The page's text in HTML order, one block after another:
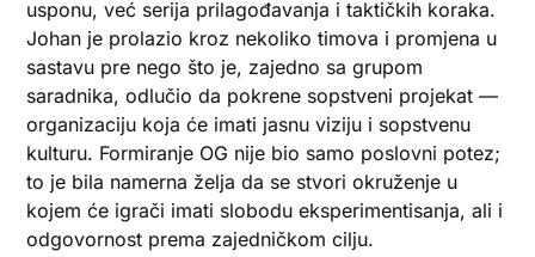
usponu, već serija prilagođavanja i taktičkih koraka.
Johan je prolazio kroz nekoliko timova i promjena u
sastavu pre nego što je, zajedno sa grupom
saradnika, odlučio da pokrene sopstveni projekat —
organizaciju koja će imati jasnu viziju i sopstvenu
kulturu. Formiranje OG nije bio samo poslovni potez;
to je bila namerna želja da se stvori okruženje u
kojem će igrači imati slobodu eksperimentisanja, ali i
odgovornost prema zajedničkom cilju.